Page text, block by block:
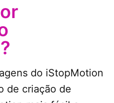
do iStopMotion
de criação de